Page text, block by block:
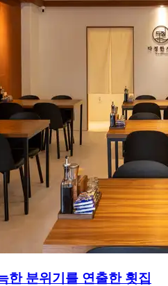
한 분위기를 연출한 횟집